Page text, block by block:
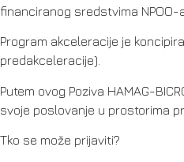
financiranog sredstvima
Program akceleracije je
predakceleracije).
Putem ovog Poziva HAMAG-
svoje poslovanje u prostorima
Tko se može prijaviti?